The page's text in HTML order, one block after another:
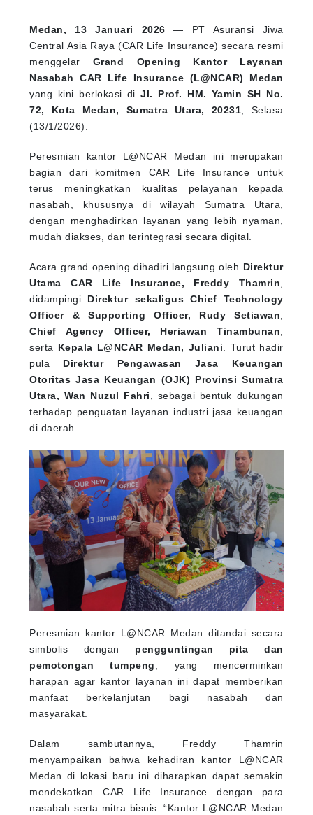
Medan, 13 Januari 2026 — PT Asuransi Jiwa
Central Asia Raya (CAR Life Insurance) secara resmi
menggelar Grand Opening Kantor Layanan
Nasabah CAR Life Insurance (L@NCAR) Medan
yang kini berlokasi di
Jl. Prof. HM. Yamin SH No.
72, Kota Medan, Sumatra Utara, 20231
, Selasa
(13/1/2026).
Peresmian kantor L@NCAR Medan ini merupakan
bagian dari komitmen CAR Life Insurance untuk
terus meningkatkan kualitas pelayanan kepada
nasabah, khususnya di wilayah Sumatra Utara,
dengan menghadirkan layanan yang lebih nyaman,
mudah diakses, dan terintegrasi secara digital.
Acara grand opening dihadiri langsung oleh Direktur
Utama CAR Life Insurance, Freddy Thamrin
didampingi Direktur sekaligus Chief Technology
Officer & Supporting Officer, Rudy Setiawan
Chief Agency Officer, Heriawan Tinambunan
serta Kepala L@NCAR Medan, Juliani . Turut hadir
pula Direktur Pengawasan Jasa Keuangan
Otoritas Jasa Keuangan (OJK) Provinsi Sumatra
Utara, Wan Nuzul Fahri
, sebagai bentuk dukungan
terhadap penguatan layanan industri jasa keuangan
di daerah.
Peresmian kantor L@NCAR Medan ditandai secara
simbolis dengan pengguntingan pita dan
pemotongan tumpeng
, yang mencerminkan
harapan agar kantor layanan ini dapat memberikan
manfaat berkelanjutan bagi nasabah dan
masyarakat.
Dalam sambutannya, Freddy Thamrin
menyampaikan bahwa kehadiran kantor L@NCAR
Medan di lokasi baru ini diharapkan dapat semakin
mendekatkan CAR Life Insurance dengan para
nasabah serta mitra bisnis. “Kantor L@NCAR Medan